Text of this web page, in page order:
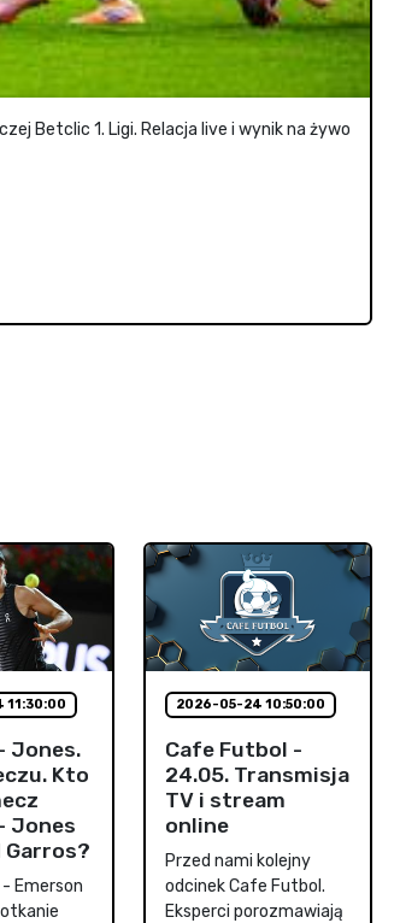
Betclic 1. Ligi. Relacja live i wynik na żywo
11:30:00
Jones.
Kto
Jones
Garros?
Emerson
2026-05-24 10:50:00
Cafe Futbol -
24.05. Transmisja
TV i stream
online
Przed nami kolejny
odcinek Cafe Futbol.
Eksperci porozmawiają